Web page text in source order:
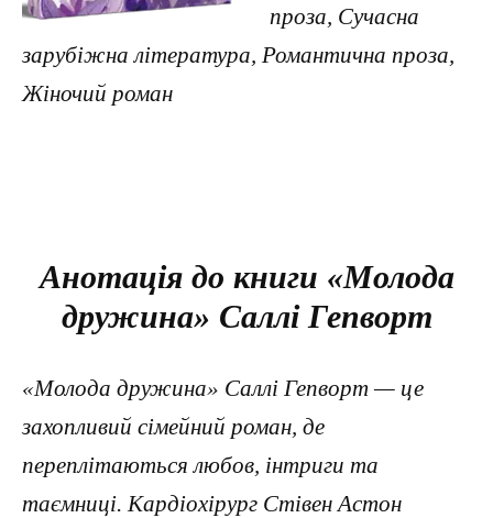
проза, Сучасна
зарубіжна література, Романтична проза,
Жіночий роман
Анотація до книги «Молода
дружина» Саллі Гепворт
«Молода дружина» Саллі Гепворт — це
захопливий сімейний роман, де
переплітаються любов, інтриги та
таємниці. Кардіохірург Стівен Астон